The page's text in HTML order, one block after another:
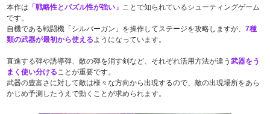
本作は 「戦略性とパズル性が強い」 ことで知られているシューティングゲーム
です。
自機である戦闘機「シルバーガン」を操作してステージを攻略しますが、7種
類の武器が最初から使えるようになっています。
直進する弾や誘導弾、敵の弾を消す剣など、それぞれ活用方法が違う武器をう
まく使い分けることが重要です。
武器の豊富さに対して敵は様々な方向から出現するので、敵の出現場所をあら
かじめ予測したうえで動くことが求められます。